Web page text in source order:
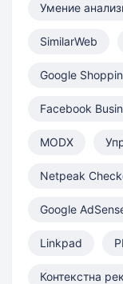
Умение
SimilarWeb
Google
Facebook
MODX
Netpeak
Google
Linkpad
Контекстна